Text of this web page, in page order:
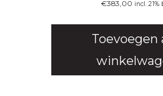
€383,00 incl. 21%
Toevoegen